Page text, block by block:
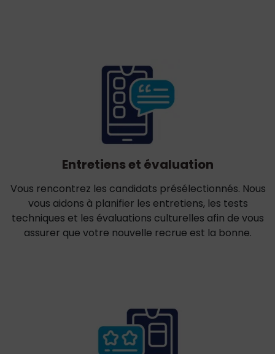
Entretiens et évaluation
Vous rencontrez les candidats présélectionnés. Nous
vous aidons à planifier les entretiens, les tests
techniques et les évaluations culturelles afin de vous
assurer que votre nouvelle recrue est la bonne.